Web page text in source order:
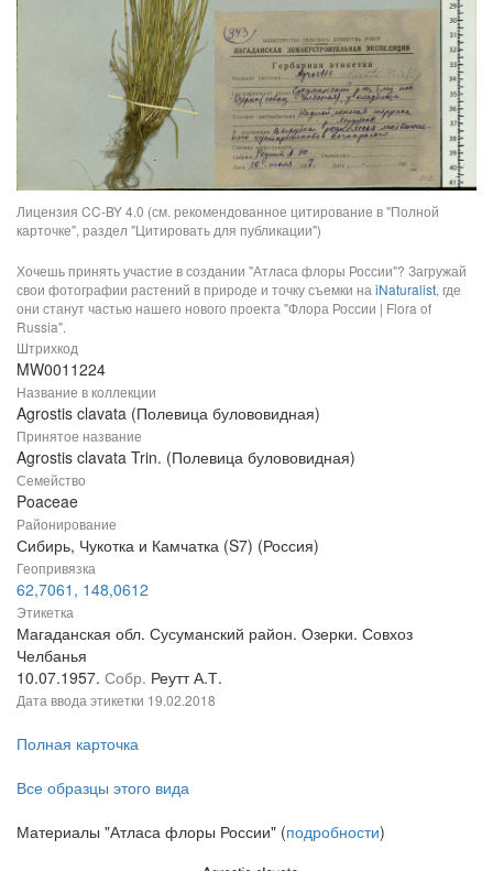
Лицензия CC-BY 4.0 (см. рекомендованное цитирование в "Полной
карточке", раздел "Цитировать для публикации")
Хочешь принять участие в создании "Атласа флоры России"? Загружай
свои фотографии растений в природе и точку съемки на iNaturalist, где
они станут частью нашего нового проекта "Флора России | Flora of
Russia".
Штрихкод
MW0011224
Название в коллекции
Agrostis clavata (Полевица булововидная)
Принятое название
Agrostis clavata Trin. (Полевица булововидная)
Семейство
Poaceae
Районирование
Сибирь, Чукотка и Камчатка (S7) (Россия)
Геопривязка
62,7061, 148,0612
Этикетка
Магаданская обл. Сусуманский район. Озерки. Совхоз
Челбанья
10.07.1957. Собр. Реутт А.Т.
Дата ввода этикетки 19.02.2018
Полная карточка
Все образцы этого вида
Материалы "Атласа флоры России" (подробности)